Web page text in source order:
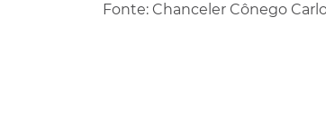
Fonte: Chanceler Cônego